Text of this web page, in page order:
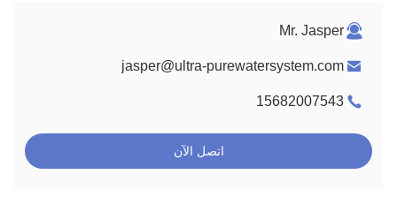
Mr. Jasper
jasper@ultra-purewatersystem.com
15682007543
اتصل الآن